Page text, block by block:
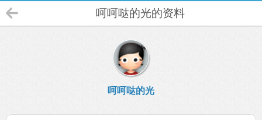
呵呵哒的光的资料
呵呵哒的光